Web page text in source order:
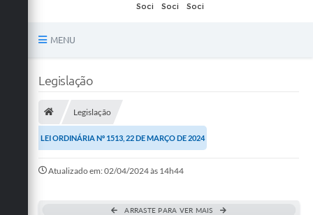
MENU
Publicações
A Prefeitura
Legislação
Legislação
LEI ORDINÁRIA Nº 1513, 22 DE MARÇO DE 2024
Atualizado em: 02/04/2024 às 14h44
ARRASTE PARA VER MAIS